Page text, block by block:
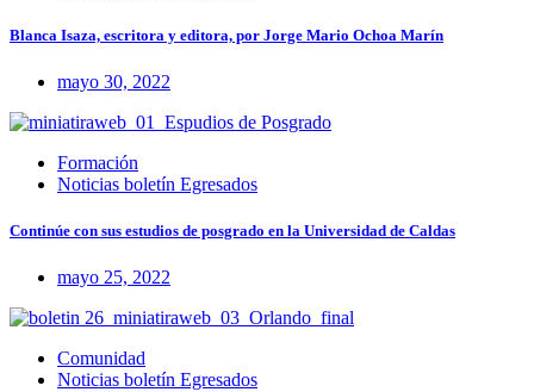
Blanca Isaza, escritora y editora, por Jorge Mario Ochoa Marín
mayo 30, 2022
Formación
Noticias boletín Egresados
Continúe con sus estudios de posgrado en la Universidad de Caldas
mayo 25, 2022
Comunidad
Noticias boletín Egresados